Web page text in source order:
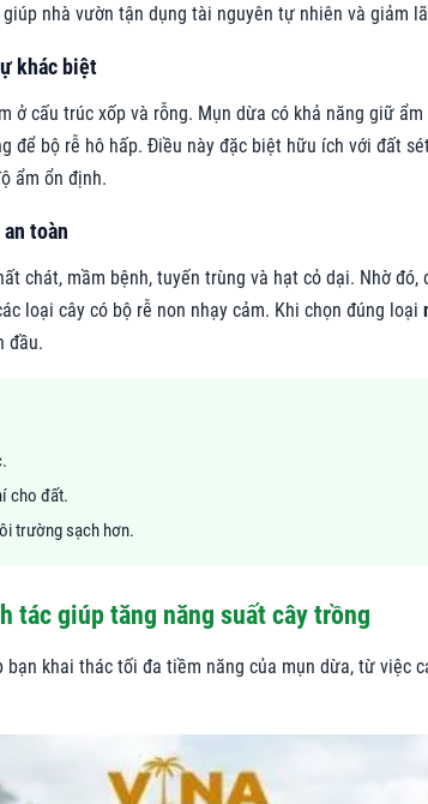
giúp nhà vườn tận dụng tài nguyên tự nhiên và giảm
khác biệt
ở cấu trúc xốp và rỗng. Mụn dừa có khả năng giữ
để bộ rễ hô hấp. Điều này đặc biệt hữu ích với đất
ẩm ổn định.
toàn
chát, mầm bệnh, tuyến trùng và hạt cỏ dại. Nhờ
loại cây có bộ rễ non nhạy cảm. Khi chọn đúng loại
đầu.
cho đất.
trường sạch hơn.
tác giúp tăng năng suất cây trồng
khai thác tối đa tiềm năng của mụn dừa, từ việc